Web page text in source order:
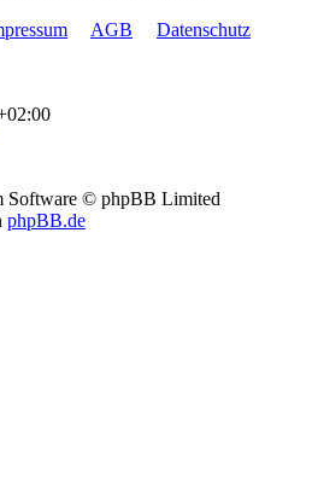
AGB
Datenschutz
Software © phpBB Limited
phpBB.de